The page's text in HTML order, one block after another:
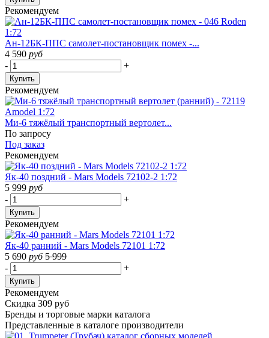
Рекомендуем
Ан-12БК-ППС самолет-постановщик помех -...
4 590 руб
-
+
Купить
Рекомендуем
Ми-6 тяжёлый транспортный вертолет...
По запросу
Под заказ
Рекомендуем
Як-40 поздний - Mars Models 72102-2 1:72
5 999 руб
-
+
Купить
Рекомендуем
Як-40 ранний - Mars Models 72101 1:72
5 690 руб 5 999
-
+
Купить
Рекомендуем
Скидка 309 руб
Бренды и торговые марки каталога
Представленные в каталоге производители